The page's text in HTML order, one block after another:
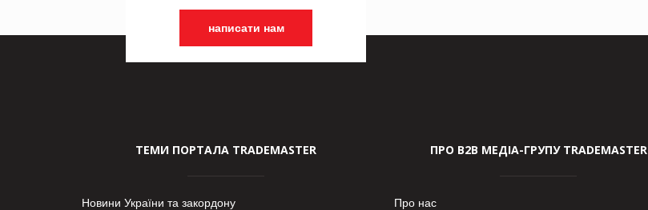
написати нам
ТЕМИ ПОРТАЛА TRADEMASTER
Новини України та закордону
ПРО В2В МЕДІА-ГРУПУ TRADEMASTER
Про нас